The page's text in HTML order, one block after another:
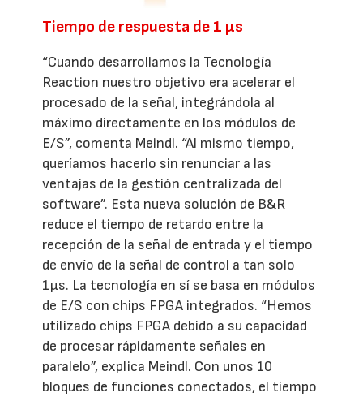
Tiempo de respuesta de 1 µs
“Cuando desarrollamos la Tecnología
Reaction nuestro objetivo era acelerar el
procesado de la señal, integrándola al
máximo directamente en los módulos de
E/S”, comenta Meindl. “Al mismo tiempo,
queríamos hacerlo sin renunciar a las
ventajas de la gestión centralizada del
software”. Esta nueva solución de B&R
reduce el tiempo de retardo entre la
recepción de la señal de entrada y el tiempo
de envío de la señal de control a tan solo
1µs. La tecnología en sí se basa en módulos
de E/S con chips FPGA integrados. “Hemos
utilizado chips FPGA debido a su capacidad
de procesar rápidamente señales en
paralelo”, explica Meindl. Con unos 10
bloques de funciones conectados, el tiempo